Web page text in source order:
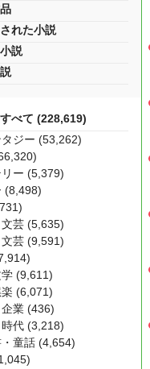
れた小説
説
べて (228,619)
ジー (53,262)
リー (5,379)
(8,498)
芸 (5,635)
芸 (9,591)
(9,611)
(6,071)
業 (436)
代 (3,218)
・童話 (4,654)